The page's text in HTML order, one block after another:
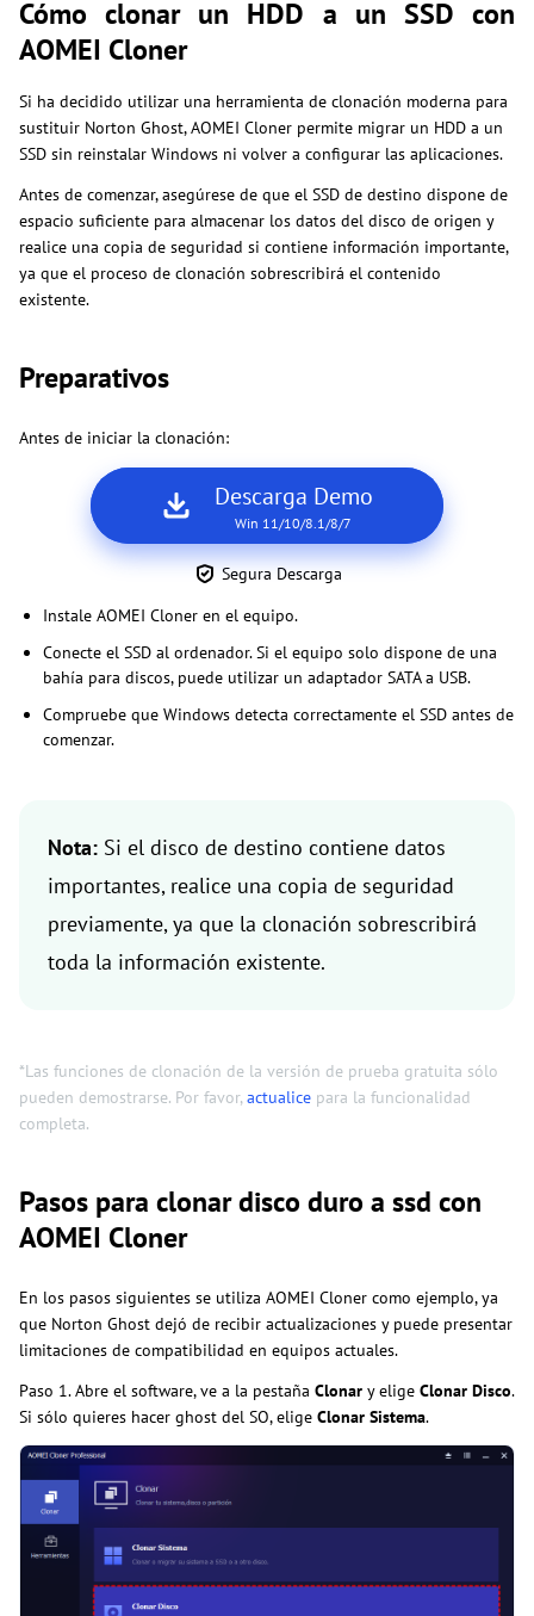
Cómo clonar un HDD a un SSD con
AOMEI Cloner
Si ha decidido utilizar una herramienta de clonación moderna para
sustituir Norton Ghost, AOMEI Cloner permite migrar un HDD a un
SSD sin reinstalar Windows ni volver a configurar las aplicaciones.
Antes de comenzar, asegúrese de que el SSD de destino dispone de
espacio suficiente para almacenar los datos del disco de origen y
realice una copia de seguridad si contiene información importante,
ya que el proceso de clonación sobrescribirá el contenido
existente.
Preparativos
Antes de iniciar la clonación:
Descarga Demo
Win 11/10/8.1/8/7
Segura Descarga
Instale AOMEI Cloner en el equipo.
Conecte el SSD al ordenador. Si el equipo solo dispone de una
bahía para discos, puede utilizar un adaptador SATA a USB.
Compruebe que Windows detecta correctamente el SSD antes de
comenzar.
Nota: Si el disco de destino contiene datos
importantes, realice una copia de seguridad
previamente, ya que la clonación sobrescribirá
toda la información existente.
*Las funciones de clonación de la versión de prueba gratuita sólo
pueden demostrarse. Por favor,actualice para la funcionalidad
completa.
Pasos para clonar disco duro a ssd con
AOMEI Cloner
En los pasos siguientes se utiliza AOMEI Cloner como ejemplo, ya
que Norton Ghost dejó de recibir actualizaciones y puede presentar
limitaciones de compatibilidad en equipos actuales.
Paso 1. Abre el software, ve a la pestaña Clonar y elige Clonar Disco.
Si sólo quieres hacer ghost del SO, elige Clonar Sistema.